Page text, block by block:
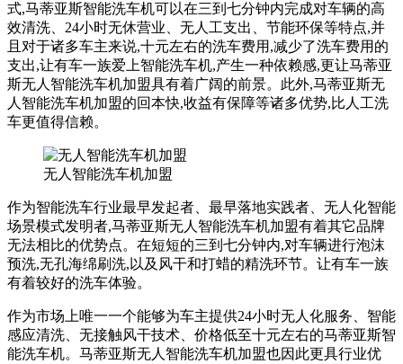
式,马蒂亚斯智能洗车机可以在三到七分钟内完成对车辆的高
效清洗、24小时无休营业、无人工支出、节能环保等特点,并
且对于诸多车主来说,十元左右的洗车费用,减少了洗车费用的
支出,让有车一族爱上智能洗车机,产生一种依赖感,更让马蒂亚
斯无人智能洗车机加盟具有着广阔的前景。此外,马蒂亚斯无
人智能洗车机加盟的回本快,收益有保障等诸多优势,比人工洗
车更值得信赖。
无人智能洗车机加盟
作为智能洗车行业最早发起者、最早落地实践者、无人化智能
场景模式发明者,马蒂亚斯无人智能洗车机加盟有着其它品牌
无法相比的优势点。在短短的三到七分钟内,对车辆进行泡沫
预洗,无孔海绵刷洗,以及风干和打蜡的精洗环节。让有车一族
有着较好的洗车体验。
作为市场上唯一一个能够为车主提供24小时无人化服务、智能
感应清洗、无接触风干技术、价格低至十元左右的马蒂亚斯智
能洗车机。马蒂亚斯无人智能洗车机加盟也因此更具行业优